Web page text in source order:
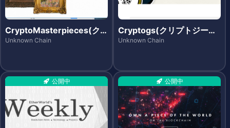
CryptoMasterpieces(ク
リプトマスターピーシズ)
Unknown Chain
Cryptogs(クリプトジーエ
ス)
Unknown Chain
公開中 公開中